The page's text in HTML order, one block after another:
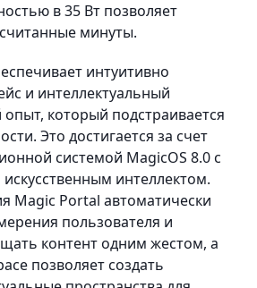
в 35 Вт позволяет
минуты.
интуитивно
и интеллектуальный
опыт, который подстраивается
Это достигается за счет
системой MagicOS 8.0 c
интеллектом.
Magic Portal автоматически
пользователя и
контент одним жестом, а
позволяет создать